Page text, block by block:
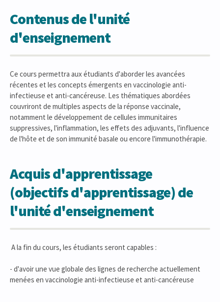
Contenus de l'unité
d'enseignement
Ce cours permettra aux étudiants d'aborder les avancées
récentes et les concepts émergents en vaccinologie anti-
infectieuse et anti-cancéreuse. Les thématiques abordées
couvriront de multiples aspects de la réponse vaccinale,
notamment le développement de cellules immunitaires
suppressives, l'inflammation, les effets des adjuvants, l'influence
de l'hôte et de son immunité basale ou encore l'immunothérapie.
Acquis d'apprentissage
(objectifs d'apprentissage) de
l'unité d'enseignement
A la fin du cours, les étudiants seront capables :
- d'avoir une vue globale des lignes de recherche actuellement
menées en vaccinologie anti-infectieuse et anti-cancéreuse